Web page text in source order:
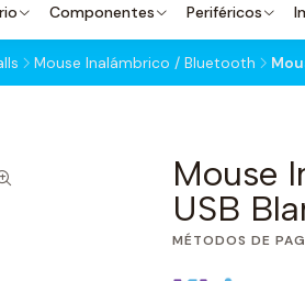
Componentes Periféricos
Mouse Inalámbrico / Bluetooth
Mouse
USB
MÉTODOS DE